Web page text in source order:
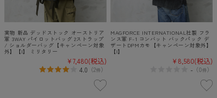
実物 新品 デッドストック オーストリア
軍 3WAY パイロットバッグ 2ストラップ
/ ショルダーバッグ【キャンペーン対象
外】【I】 ミリタリー
¥7,480(税込)
4.0 （2件）
MAGFORCE INTERNATIONAL社製 フラ
ンス軍 F-1 コンバット バックパック デ
ザートDPMカモ【キャンペーン対象外】
【I】
¥8,580(税込)
- （0件）